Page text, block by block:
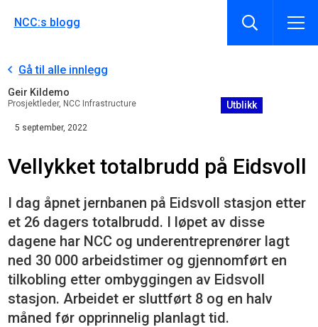
NCC:s blogg
Gå til alle innlegg
Geir Kildemo
Prosjektleder, NCC Infrastructure Utblikk
5 september, 2022
Vellykket totalbrudd på Eidsvoll
I dag åpnet jernbanen på Eidsvoll stasjon etter
et 26 dagers totalbrudd. I løpet av disse
dagene har NCC og underentreprenører lagt
ned 30 000 arbeidstimer og gjennomført en
tilkobling etter ombyggingen av Eidsvoll
stasjon. Arbeidet er sluttført 8 og en halv
måned før opprinnelig planlagt tid.